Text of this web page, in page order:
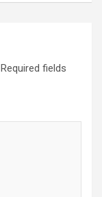
Required fields